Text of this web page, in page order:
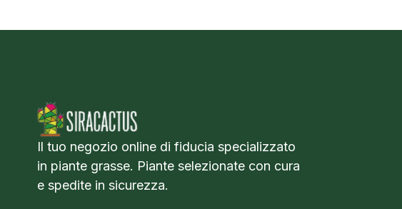
Il tuo negozio online di fiducia specializzato
in piante grasse. Piante selezionate con cura
e spedite in sicurezza.